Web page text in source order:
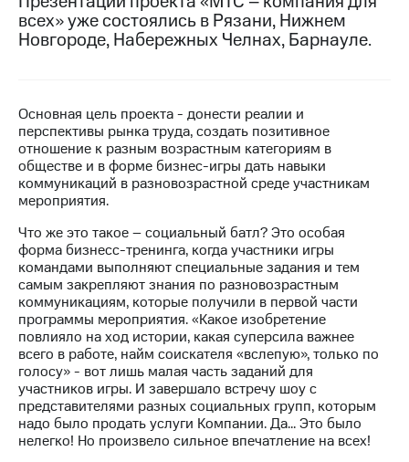
МТС
о технологиях
Интервью
Финансовая
отчетность
Контакты
Новости
в
регионе
и акционерам
Корпоративное
управление
Корпоративный
секретарь
Раскрытие
информации
Информация
всех» уже состоялись в Рязани, Нижнем
Новгороде, Набережных Челнах, Барнауле.
Основная цель проекта - донести реалии и
перспективы рынка труда, создать позитивное
отношение к разным возрастным категориям в
обществе и в форме бизнес-игры дать навыки
коммуникаций в разновозрастной среде участникам
мероприятия.
Что же это такое – социальный батл? Это особая
форма бизнесс-тренинга, когда участники игры
командами выполняют специальные задания и тем
самым закрепляют знания по разновозрастным
коммуникациям, которые получили в первой части
программы мероприятия. «Какое изобретение
повлияло на ход истории, какая суперсила важнее
всего в работе, найм соискателя «вслепую», только по
голосу» - вот лишь малая часть заданий для
участников игры. И завершало встречу шоу с
представителями разных социальных групп, которым
надо было продать услуги Компании. Да… Это было
нелегко! Но произвело сильное впечатление на всех!